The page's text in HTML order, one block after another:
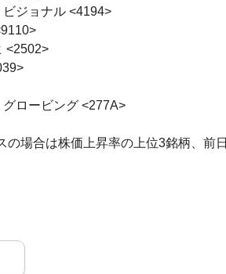
ジョナル <4194>
<2502>
ロービング <277A>
場合は株価上昇率の上位3銘柄、前日